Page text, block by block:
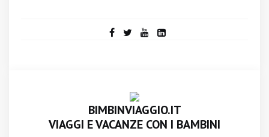
BIMBINVIAGGIO.IT
VIAGGI E VACANZE CON I BAMBINI